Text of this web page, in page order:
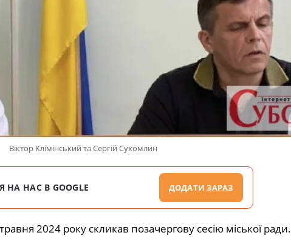
Віктор Клімінський та Сергій Сухомлин
НА НАС В GOOGLE ДОДАТИ ЗАРАЗ
2024 року скликав позачергову сесію міської ради.